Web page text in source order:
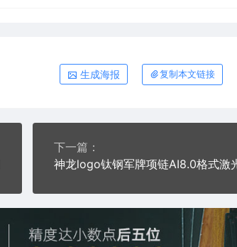
生成海报 复制本文链接
下一篇：